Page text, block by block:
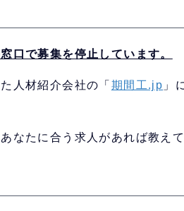
口で募集を停止しています。
人材紹介会社の「 期間工.jp 」
なたに合う求人があれば教え